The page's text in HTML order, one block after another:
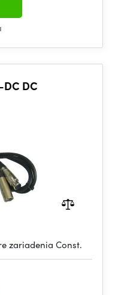
DC DC
zariadenia Const.